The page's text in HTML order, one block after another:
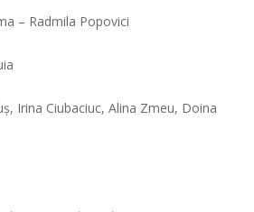
– Radmila Popovici
Irina Ciubaciuc, Alina Zmeu, Doina